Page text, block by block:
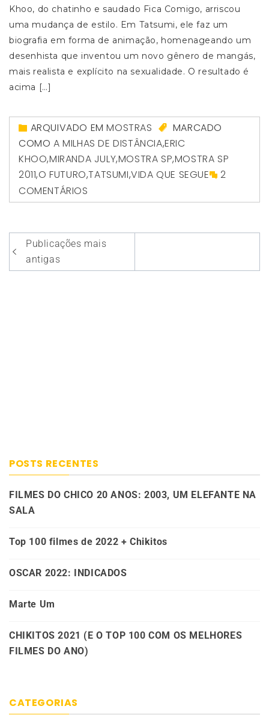
Khoo, do chatinho e saudado Fica Comigo, arriscou
uma mudança de estilo. Em Tatsumi, ele faz um
biografia em forma de animação, homenageando um
desenhista que inventou um novo gênero de mangás,
mais realista e explícito na sexualidade. O resultado é
acima […]
ARQUIVADO EMMOSTRAS
MARCADO
COMO A MILHAS DE DISTÂNCIA,ERIC
KHOO,MIRANDA JULY,MOSTRA SP,MOSTRA SP
2011,O FUTURO,TATSUMI,VIDA QUE SEGUE
2
COMENTÁRIOS
Navegação
por
Publicações mais
antigas
POSTS RECENTES
FILMES DO CHICO 20 ANOS: 2003, UM ELEFANTE NA
SALA
Top 100 filmes de 2022 + Chikitos
OSCAR 2022: INDICADOS
Marte Um
CHIKITOS 2021 (E O TOP 100 COM OS MELHORES
FILMES DO ANO)
CATEGORIAS